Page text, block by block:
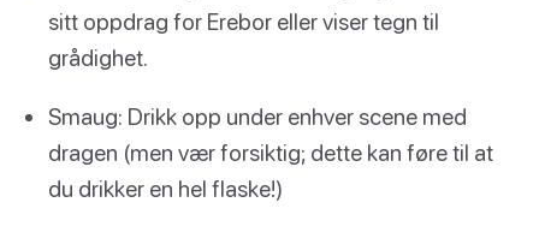
sitt oppdrag for Erebor eller viser tegn til
grådighet.
Smaug: Drikk opp under enhver scene med
dragen (men vær forsiktig; dette kan føre til at
du drikker en hel flaske!)